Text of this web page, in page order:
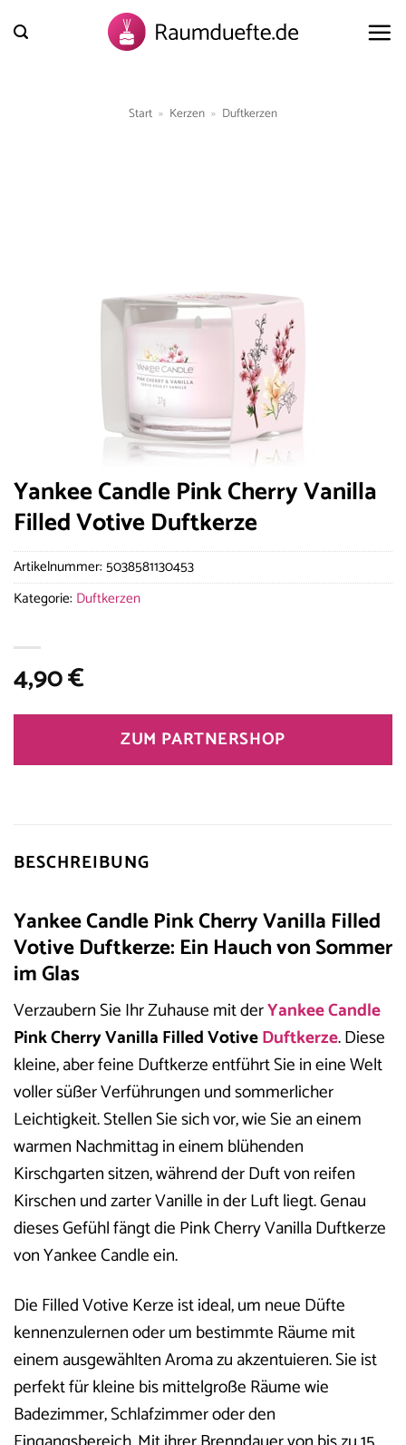
Inhalt
Start » Kerzen » Duftkerzen
Yankee Candle Pink Cherry Vanilla
Filled Votive Duftkerze
4,90€
ZUM PARTNERSHOP
Artikelnummer: 5038581130453
Kategorie: Duftkerzen
BESCHREIBUNG
Yankee Candle Pink Cherry Vanilla Filled
Votive Duftkerze: Ein Hauch von Sommer
im Glas
Verzaubern Sie Ihr Zuhause mit derYankee Candle
Pink Cherry Vanilla Filled VotiveDuftkerze. Diese
kleine, aber feine Duftkerze entführt Sie in eine Welt
voller süßer Verführungen und sommerlicher
Leichtigkeit. Stellen Sie sich vor, wie Sie an einem
warmen Nachmittag in einem blühenden
Kirschgarten sitzen, während der Duft von reifen
Kirschen und zarter Vanille in der Luft liegt. Genau
dieses Gefühl fängt die Pink Cherry Vanilla Duftkerze
von Yankee Candle ein.
Die Filled Votive Kerze ist ideal, um neue Düfte
kennenzulernen oder um bestimmte Räume mit
einem ausgewählten Aroma zu akzentuieren. Sie ist
perfekt für kleine bis mittelgroße Räume wie
Badezimmer, Schlafzimmer oder den